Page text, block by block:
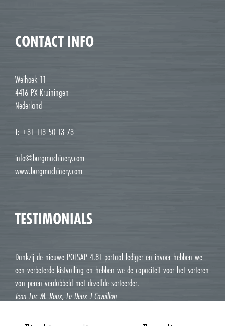
CONTACT INFO
Weihoek 11
4416 PX Kruiningen
Nederland
T: +31 113 50 13 73
info@burgmachinery.com
www.burgmachinery.com
TESTIMONIALS
Dankzij de nieuwe POLSAP 4.81 portaal lediger en invoer hebben we
een verbeterde kistvulling en hebben we de capaciteit voor het sorteren
van peren verdubbeld met dezelfde sorteerder.
Jean Luc M. Roux, Le Deux J Cavaillon